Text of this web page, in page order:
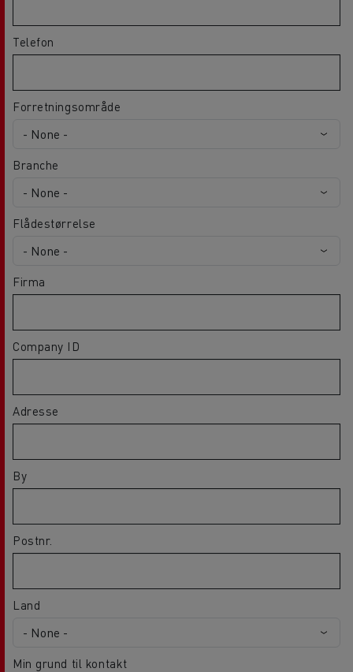
Telefon
Forretningsområde
Branche
Flådestørrelse
Firma
Company ID
Adresse
By
Postnr.
Land
Min grund til kontakt